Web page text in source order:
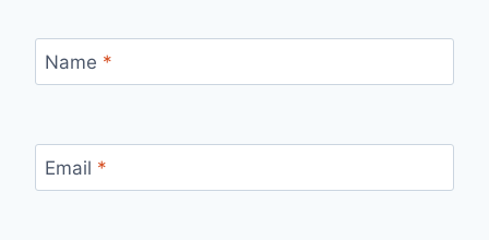
Name *
Email *